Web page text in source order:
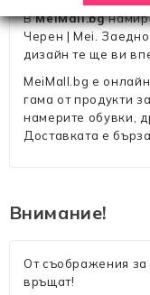
ВMeiMall.bg
Черен | Mei.
дизайн те ще ви
MeiMall.bg е
гама от продукти
намерите обувки,
Доставката е
Внимание!
От съображения за
връщат!